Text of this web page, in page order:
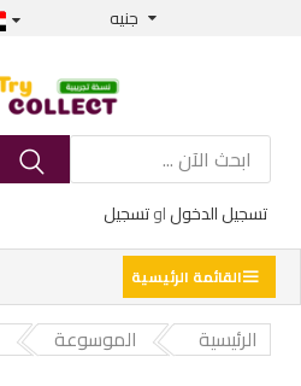
جنيه
تسجيل الدخولاوتسجيل
القائمة الرئيسية
الرئيسية الموسوعة